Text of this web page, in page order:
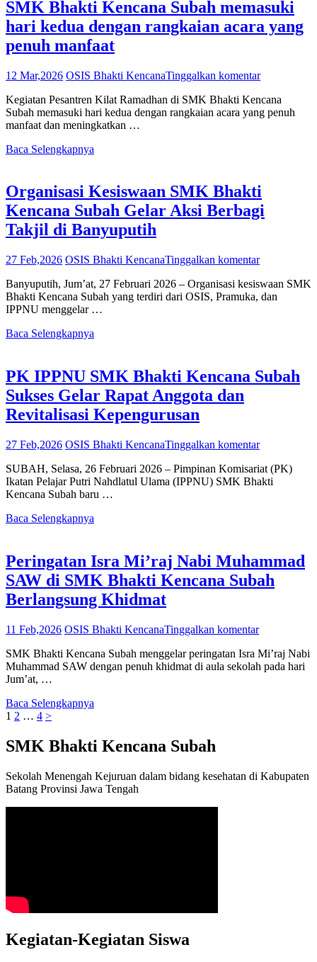
SMK Bhakti Kencana Subah memasuki
hari kedua dengan rangkaian acara yang
penuh manfaat
12 Mar,2026 OSIS Bhakti KencanaTinggalkan komentar
Kegiatan Pesantren Kilat Ramadhan di SMK Bhakti Kencana
Subah memasuki hari kedua dengan rangkaian acara yang penuh
manfaat dan meningkatkan …
Baca Selengkapnya
Organisasi Kesiswaan SMK Bhakti
Kencana Subah Gelar Aksi Berbagi
Takjil di Banyuputih
27 Feb,2026 OSIS Bhakti KencanaTinggalkan komentar
Banyuputih, Jum’at, 27 Februari 2026 – Organisasi kesiswaan SMK
Bhakti Kencana Subah yang terdiri dari OSIS, Pramuka, dan
IPPNU menggelar …
Baca Selengkapnya
PK IPPNU SMK Bhakti Kencana Subah
Sukses Gelar Rapat Anggota dan
Revitalisasi Kepengurusan
27 Feb,2026 OSIS Bhakti KencanaTinggalkan komentar
SUBAH, Selasa, 26 Februari 2026 – Pimpinan Komisariat (PK)
Ikatan Pelajar Putri Nahdlatul Ulama (IPPNU) SMK Bhakti
Kencana Subah baru …
Baca Selengkapnya
Peringatan Isra Mi’raj Nabi Muhammad
SAW di SMK Bhakti Kencana Subah
Berlangsung Khidmat
11 Feb,2026 OSIS Bhakti KencanaTinggalkan komentar
SMK Bhakti Kencana Subah menggelar peringatan Isra Mi’raj Nabi
Muhammad SAW dengan penuh khidmat di aula sekolah pada hari
Jum’at, …
Baca Selengkapnya
Paginasi
pos
Halaman
1 Halaman
2 … Halaman
4 >
SMK Bhakti Kencana Subah
Sekolah Menengah Kejuruan dalam bidang kesehatan di Kabupaten
Batang Provinsi Jawa Tengah
Kegiatan-Kegiatan Siswa